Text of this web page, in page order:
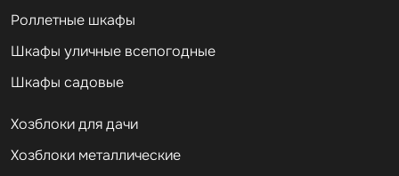
Роллетные шкафы
Шкафы уличные всепогодные
Шкафы садовые
Хозблоки для дачи
Хозблоки металлические